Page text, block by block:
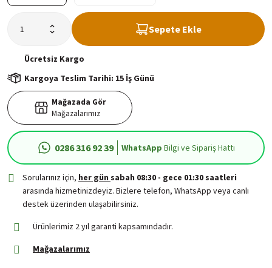
Sepete Ekle
Ücretsiz Kargo
Kargoya Teslim Tarihi: 15 İş Günü
Mağazada Gör
Mağazalarımız
0286 316 92 39 WhatsApp Bilgi ve Sipariş Hattı
Sorularınız için, her gün sabah 08:30 - gece 01:30 saatleri
arasında hizmetinizdeyiz. Bizlere telefon, WhatsApp veya canlı
destek üzerinden ulaşabilirsiniz.
Ürünlerimiz 2 yıl garanti kapsamındadır.
Mağazalarımız